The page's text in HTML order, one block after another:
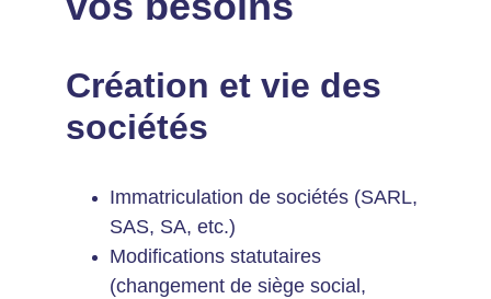
Création et vie des
sociétés
Immatriculation de sociétés (SARL,
SAS, SA, etc.)
Modifications statutaires
(changement de siège social,